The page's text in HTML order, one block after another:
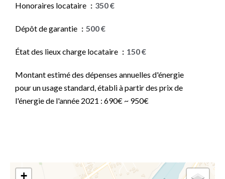
Honoraires locataire 350 €
Dépôt de garantie 500 €
État des lieux charge locataire 150 €
Montant estimé des dépenses annuelles d'énergie
pour un usage standard, établi à partir des prix de
l'énergie de l'année 2021 : 690€ ~ 950€
+